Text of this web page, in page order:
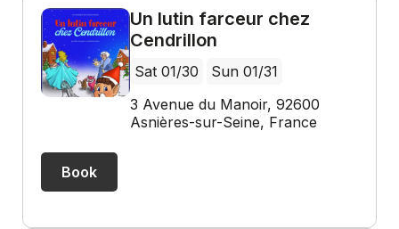
Un lutin farceur chez
Cendrillon
Sat 01/30
Sun 01/31
3 Avenue du Manoir, 92600
Asnières-sur-Seine, France
Book